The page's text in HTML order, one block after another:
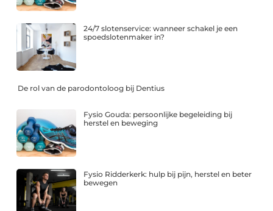
24/7 slotenservice: wanneer schakel je een
spoedslotenmaker in?
De rol van de parodontoloog bij Dentius
Fysio Gouda: persoonlijke begeleiding bij
herstel en beweging
Fysio Ridderkerk: hulp bij pijn, herstel en beter
bewegen